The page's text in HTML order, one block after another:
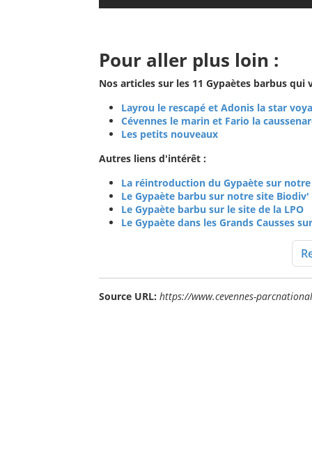
Pour aller plus loin :
Nos articles sur les 11 Gypaètes barbus
Layrou le rescapé et Adonis la star
Cévennes le marin et Fario la
Les petits nouveaux
Autres liens d'intérêt :
La réintroduction du Gypaète sur
Le Gypaète barbu sur notre site Biodiv'
Le Gypaète barbu sur le site de la LPO
Le Gypaète dans les Grands Causses
Source URL: https://www.cevennes-